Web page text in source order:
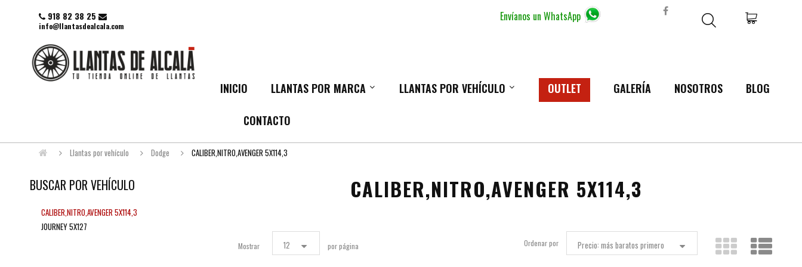
Envíanos un WhatsApp
918 82 38 25
info@llantasdealcala.com
INICIO LLANTAS POR MARCA LLANTAS POR VEHÍCULO OUTLET GALERÍA NOSOTROS BLOG
CONTACTO
Llantas por vehículo Dodge CALIBER,NITRO,AVENGER 5X114,3
CALIBER,NITRO,AVENGER 5X114,3
Ordenar por Precio: más baratos primero
Mostrar 12 por página
BUSCAR POR VEHÍCULO
CALIBER,NITRO,AVENGER 5X114,3
JOURNEY 5X127